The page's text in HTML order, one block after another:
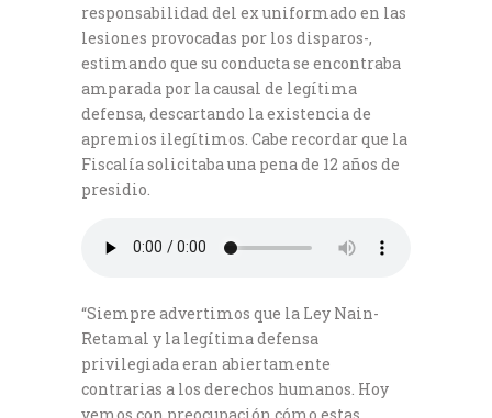
responsabilidad del ex uniformado en las
lesiones provocadas por los disparos-,
estimando que su conducta se encontraba
amparada por la causal de legítima
defensa, descartando la existencia de
apremios ilegítimos. Cabe recordar que la
Fiscalía solicitaba una pena de 12 años de
presidio.
“Siempre advertimos que la Ley Nain-
Retamal y la legítima defensa
privilegiada eran abiertamente
contrarias a los derechos humanos. Hoy